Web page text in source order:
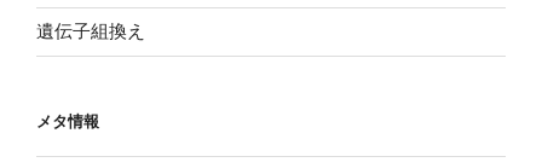
遺伝子組換え
メタ情報